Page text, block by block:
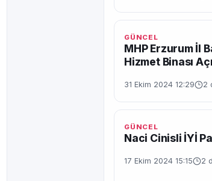
GÜNCEL
MHP Erzurum İl
Hizmet Binası
31 Ekim 2024 12:29 2
GÜNCEL
Naci Cinisli İYİ
17 Ekim 2024 15:15 2